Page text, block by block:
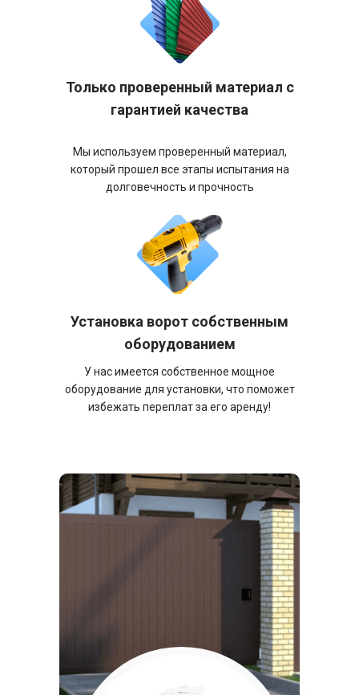
Только проверенный материал с
гарантией качества
Мы используем проверенный материал,
который прошел все этапы испытания на
долговечность и прочность
Установка ворот собственным
оборудованием
У нас имеется собственное мощное
оборудование для установки, что поможет
избежать переплат за его аренду!